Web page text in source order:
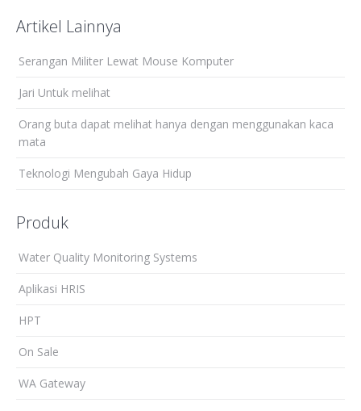
Artikel Lainnya
Serangan Militer Lewat Mouse Komputer
Jari Untuk melihat
Orang buta dapat melihat hanya dengan menggunakan kaca
mata
Teknologi Mengubah Gaya Hidup
Produk
Water Quality Monitoring Systems
Aplikasi HRIS
HPT
On Sale
WA Gateway